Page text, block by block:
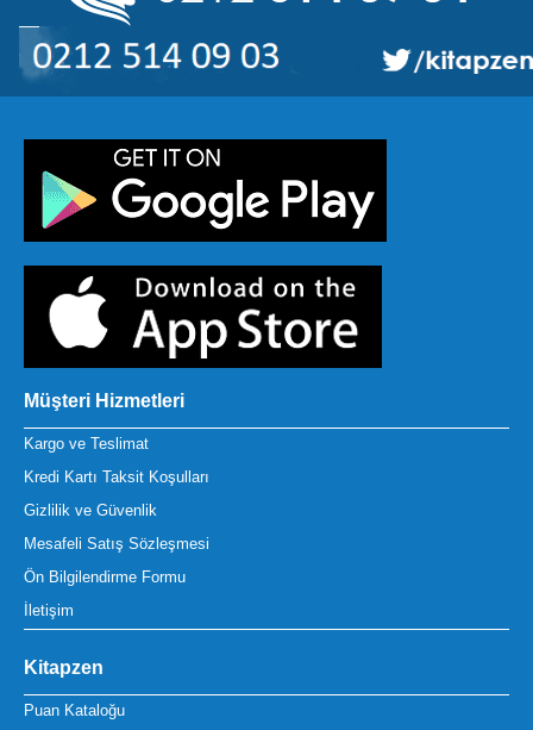
Müşteri Hizmetleri
Kargo ve Teslimat
Kredi Kartı Taksit Koşulları
Gizlilik ve Güvenlik
Mesafeli Satış Sözleşmesi
Ön Bilgilendirme Formu
İletişim
Kitapzen
Puan Kataloğu